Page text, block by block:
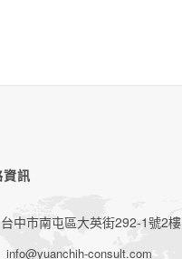
訊
台中市南屯區大英街292-1號2樓
info@yuanchih-consult.com